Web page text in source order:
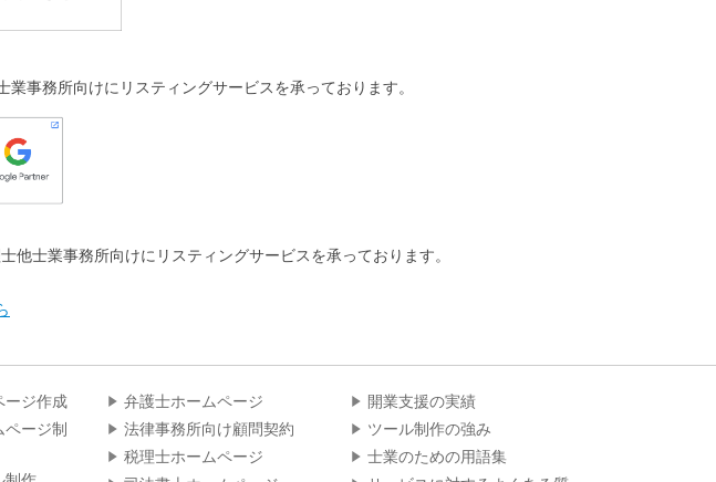
事務所向けにリスティングサービスを承っております。
士業事務所向けにリスティングサービスを承っております。
ージ作成
ージ制
弁護士ホームページ
法律事務所向け顧問契約
税理士ホームページ
開業支援の実績
ツール制作の強み
士業のための用語集